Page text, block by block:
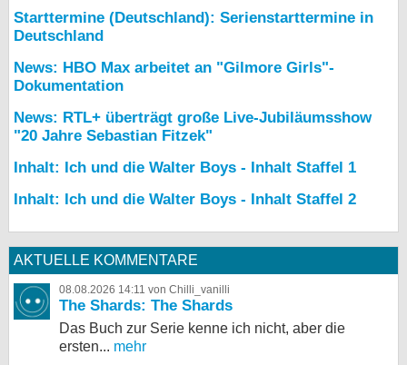
Starttermine (Deutschland): Serienstarttermine in
Deutschland
News: HBO Max arbeitet an "Gilmore Girls"-
Dokumentation
News: RTL+ überträgt große Live-Jubiläumsshow
"20 Jahre Sebastian Fitzek"
Inhalt: Ich und die Walter Boys - Inhalt Staffel 1
Inhalt: Ich und die Walter Boys - Inhalt Staffel 2
AKTUELLE KOMMENTARE
08.08.2026 14:11 von Chilli_vanilli
The Shards: The Shards
Das Buch zur Serie kenne ich nicht, aber die
ersten... mehr